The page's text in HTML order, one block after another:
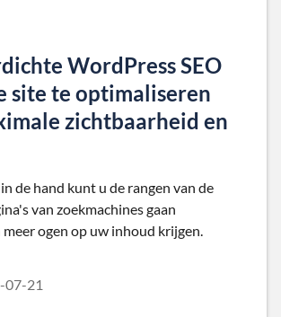
WordPress SEO
site te optimaliseren
zichtbaarheid en
de hand kunt u de rangen van de
van zoekmachines gaan
ogen op uw inhoud krijgen.
07-21